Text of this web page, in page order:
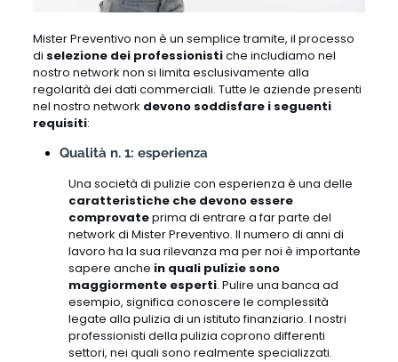
Mister Preventivo non è un semplice tramite, il processo
di selezione dei professionistiche includiamo nel
nostro network non si limita esclusivamente alla
regolarità dei dati commerciali. Tutte le aziende presenti
nel nostro network devono soddisfare i seguenti
requisiti:
Qualità n. 1: esperienza
Una società di pulizie con esperienza è una delle
caratteristiche che devono essere
comprovateprima di entrare a far parte del
network di Mister Preventivo. Il numero di anni di
lavoro ha la sua rilevanza ma per noi è importante
sapere anche in quali pulizie sono
maggiormente esperti. Pulire una banca ad
esempio, significa conoscere le complessità
legate alla pulizia di un istituto finanziario. I nostri
professionisti della pulizia coprono differenti
settori, nei quali sono realmente specializzati.